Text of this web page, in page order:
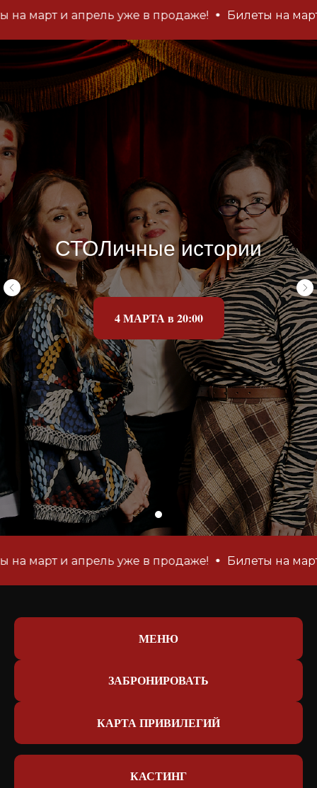
и апрель уже в продаже! Билеты на март и
СТОЛичные истории
4 МАРТА в 20:00
и апрель уже в продаже! Билеты на март и
МЕНЮ
ЗАБРОНИРОВАТЬ
КАРТА ПРИВИЛЕГИЙ
КАСТИНГ